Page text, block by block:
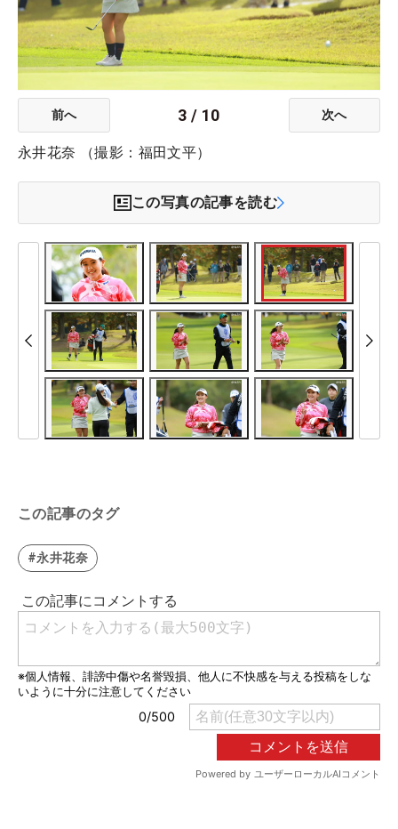
前へ 3 / 10 次へ
永井花奈 （撮影：福田文平）
この写真の記事を読む
この記事のタグ
#永井花奈